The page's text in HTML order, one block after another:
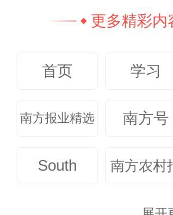
间，如杭州滨江房产
未来，随着 “好房
模扩张”转向 “品质
市场周期波动的抵
更多精彩内
首页 学习
南方报业精选 南方号
South 南方农村